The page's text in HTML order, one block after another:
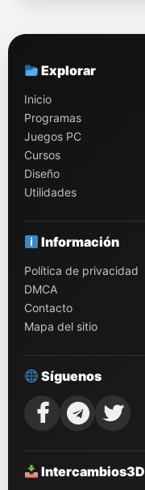
Explorar
Inicio
Programas
Juegos PC
Cursos
Diseño
Utilidades
Información
Política de privacidad
DMCA
Contacto
Mapa del sitio
Síguenos
Intercambios3D